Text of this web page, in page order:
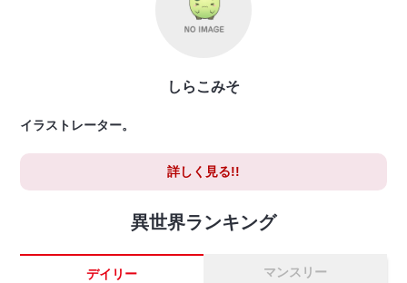
しらこみそ
イラストレーター。
詳しく見る!!
異世界ランキング
デイリー マンスリー